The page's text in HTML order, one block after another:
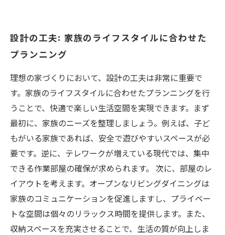
設計の工夫: 家族のライフスタイルに合わせた
プランニング
理想の家づくりにおいて、設計の工夫は非常に重要で
す。家族のライフスタイルに合わせたプランニングを行
うことで、快適で楽しい生活空間を実現できます。まず
最初に、家族のニーズを整理しましょう。例えば、子ど
もがいる家族であれば、安全で遊びやすいスペースが必
要です。逆に、テレワークが増えている現代では、集中
できる作業部屋の確保が求められます。 次に、部屋のレ
イアウトを考えます。オープンなリビングダイニングは
家族のコミュニケーションを促進しますし、プライベー
トな空間は個々のリラックス時間を提供します。また、
収納スペースを充実させることで、生活の質が向上しま